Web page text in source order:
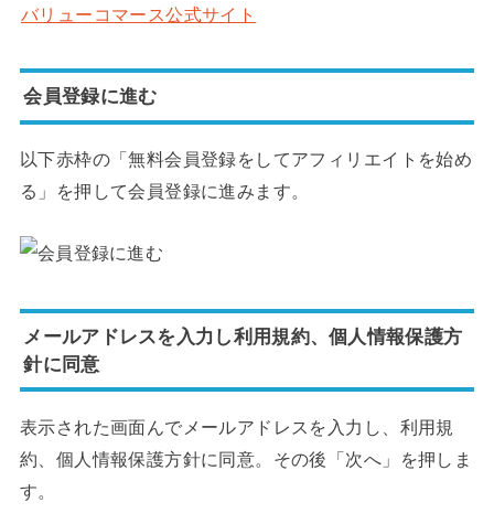
バリューコマース公式サイト
会員登録に進む
以下赤枠の「無料会員登録をしてアフィリエイトを始め
る」を押して会員登録に進みます。
メールアドレスを入力し利用規約、個人情報保護方
針に同意
表示された画面んでメールアドレスを入力し、利用規
約、個人情報保護方針に同意。その後「次へ」を押しま
す。